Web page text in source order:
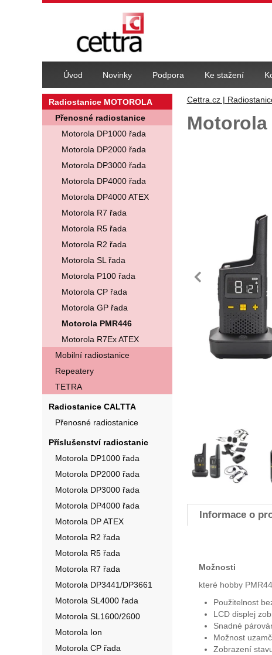
Cettra.cz |
Motorola
Fotografie
Informace o
Možnosti
které hobby
Použitelnost
LCD displej
Snadné
Možnost
Zobrazení
Radiostanice MOTOROLA
Přenosné radiostanice
Motorola DP1000 řada
Motorola DP2000 řada
Motorola DP3000 řada
Motorola DP4000 řada
Motorola DP4000 ATEX
Motorola R7 řada
Motorola R5 řada
Motorola R2 řada
Motorola SL řada
Motorola P100 řada
Motorola CP řada
Motorola GP řada
Motorola PMR446
Motorola R7Ex ATEX
Mobilní radiostanice
Repeatery
TETRA
Radiostanice CALTTA
Přenosné radiostanice
Příslušenství radiostanic
Motorola DP1000 řada
Motorola DP2000 řada
Motorola DP3000 řada
Motorola DP4000 řada
Motorola DP ATEX
Motorola R2 řada
Motorola R5 řada
Motorola R7 řada
Motorola DP3441/DP3661
Motorola SL4000 řada
Motorola SL1600/2600
Motorola Ion
Motorola CP řada
Navigace
Úvod Novinky Podpora Ke stažení